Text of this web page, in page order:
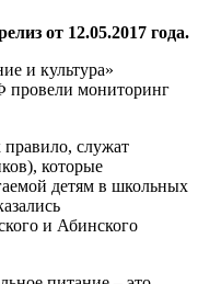
от 12.05.2017 года.
и культура»
провели мониторинг
служат
которые
детям в школьных
и Абинского